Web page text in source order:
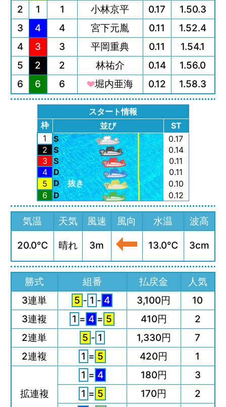
2
1 1 小林京平 0.17
1.50.3
3
4 4 宮下元胤 0.11
1.52.4
4
3 3 平岡重典 0.11
1.54.1
5
2 2 林祐介 0.14
1.56.0
6
6 6 堀内亜海 0.12 1.58.3
スタート情報
枠
並び
ST
1
S
0.17
2
S
0.14
3
S
0.11
4 D
0.11
5
D 抜き
0.10
6
D 0.12
気温 天気 風速 風向 水温 波高
20.0℃ 晴れ 3m 13.0℃ 3cm
勝式 組番 払戻金
人気
3連単
5 - 1 - 4 3,100円
10
3連複
1 = 4 = 5 410円
2
2連単
5 - 1 1,330円
7
2連複
1 = 5 420円 1
拡連複
1 = 4 180円
3
1 = 5 170円
2